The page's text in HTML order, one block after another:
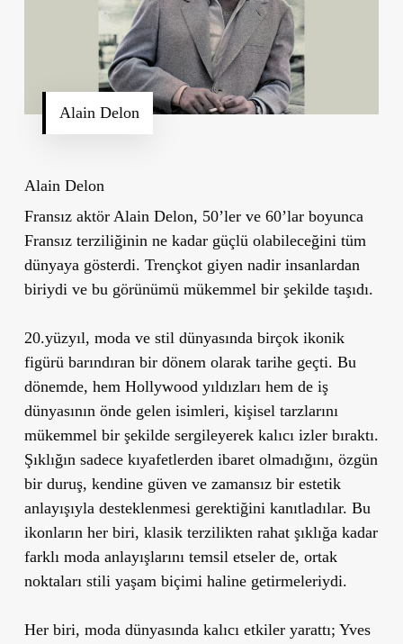
Alain Delon
Alain Delon
Fransız aktör Alain Delon, 50’ler ve 60’lar boyunca
Fransız terziliğinin ne kadar güçlü olabileceğini tüm
dünyaya gösterdi. Trençkot giyen nadir insanlardan
biriydi ve bu görünümü mükemmel bir şekilde taşıdı.
20.yüzyıl, moda ve stil dünyasında birçok ikonik
figürü barındıran bir dönem olarak tarihe geçti. Bu
dönemde, hem Hollywood yıldızları hem de iş
dünyasının önde gelen isimleri, kişisel tarzlarını
mükemmel bir şekilde sergileyerek kalıcı izler bıraktı.
Şıklığın sadece kıyafetlerden ibaret olmadığını, özgün
bir duruş, kendine güven ve zamansız bir estetik
anlayışıyla desteklenmesi gerektiğini kanıtladılar. Bu
ikonların her biri, klasik terzilikten rahat şıklığa kadar
farklı moda anlayışlarını temsil etseler de, ortak
noktaları stili yaşam biçimi haline getirmeleriydi.
Her biri, moda dünyasında kalıcı etkiler yarattı; Yves